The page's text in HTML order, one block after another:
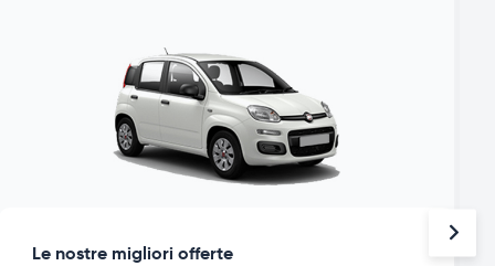
Le nostre migliori offerte